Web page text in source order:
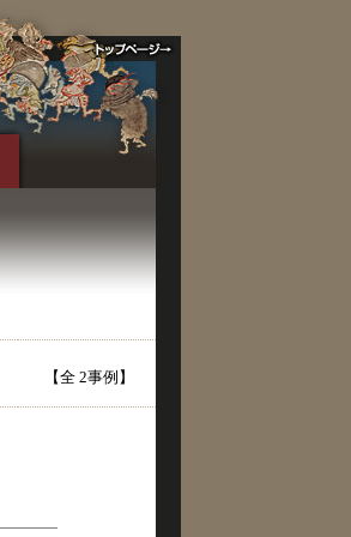
【全 2事例】